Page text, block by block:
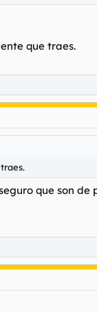
que traes.
que son de